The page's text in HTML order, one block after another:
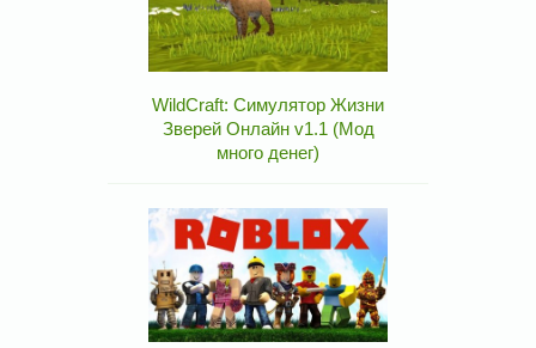
WildCraft: Симулятор Жизни
Зверей Онлайн v1.1 (Мод
много денег)